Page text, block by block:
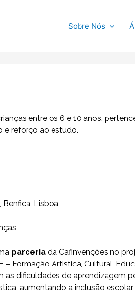
Sobre Nós
entre os 6 e 10 anos,
e reforço ao estudo.
Benfica, Lisboa
parceria da Cafinvenções no
Formação Artistica, Cultural,
dificuldades de aprendizagem
aumentando a inclusão escolar